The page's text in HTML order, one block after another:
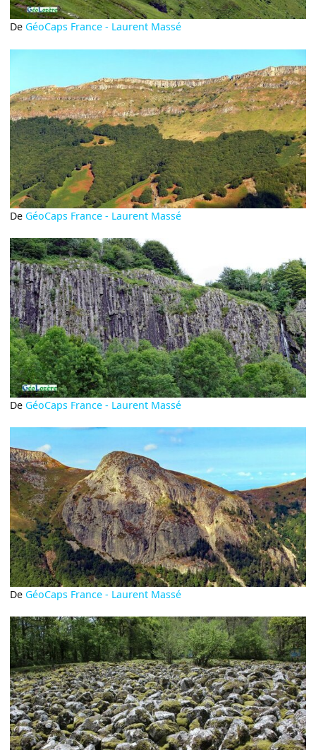
De GéoCaps France - Laurent Massé
De GéoCaps France - Laurent Massé
De GéoCaps France - Laurent Massé
De GéoCaps France - Laurent Massé